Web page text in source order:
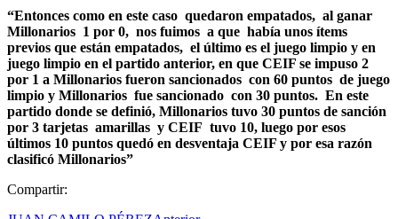
“Entonces como en este caso quedaron empatados, al ganar
Millonarios 1 por 0, nos fuimos a que había unos ítems
previos que están empatados, el último es el juego limpio y en
juego limpio en el partido anterior, en que CEIF se impuso 2
por 1 a Millonarios fueron sancionados con 60 puntos de juego
limpio y Millonarios fue sancionado con 30 puntos. En este
partido donde se definió, Millonarios tuvo 30 puntos de sanción
por 3 tarjetas amarillas y CEIF tuvo 10, luego por esos
últimos 10 puntos quedó en desventaja CEIF y por esa razón
clasificó Millonarios”
Compartir: